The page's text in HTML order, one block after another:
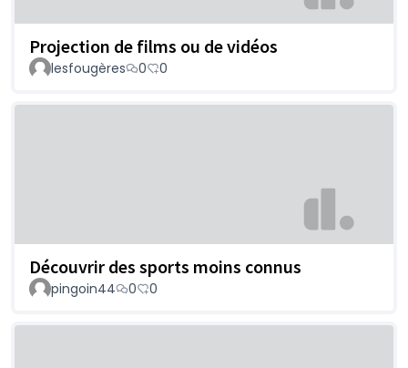
Projection de films ou de vidéos
lesfougères 0 0
Découvrir des sports moins connus
pingoin44 0 0